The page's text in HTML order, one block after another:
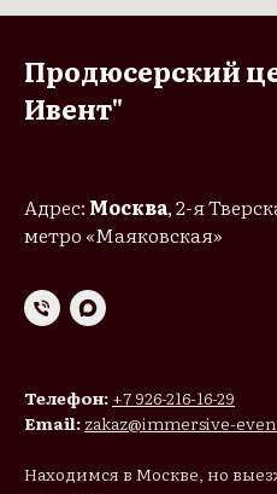
Продюсерский
Ивент"
Адрес: Москва, 2-я
метро «Маяковская»
Телефон: +7 926-216-16-29
Email: zakaz@immersive-
Находимся в Москве, но